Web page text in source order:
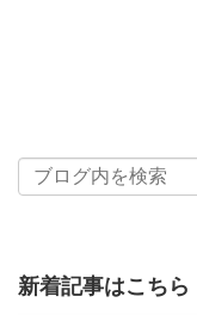
新着記事はこちら